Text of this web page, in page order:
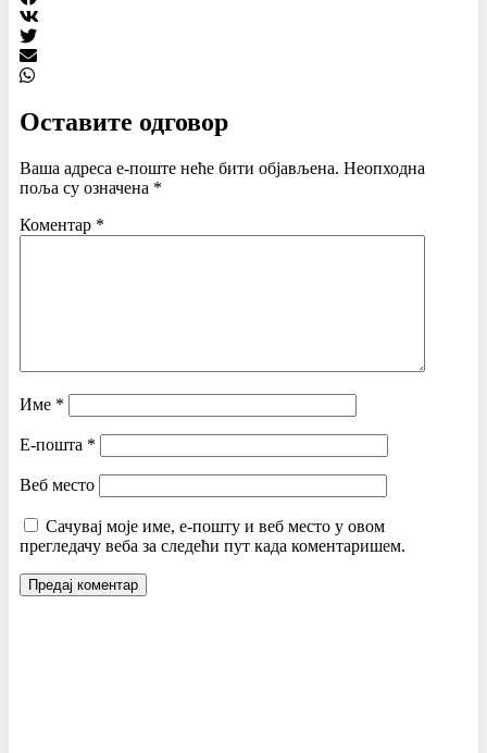
Оставите одговор
Ваша адреса е-поште неће бити објављена. Неопходна
поља су означена *
Коментар *
Име *
Е-пошта *
Веб место
Сачувај моје име, е-пошту и веб место у овом
прегледачу веба за следећи пут када коментаришем.